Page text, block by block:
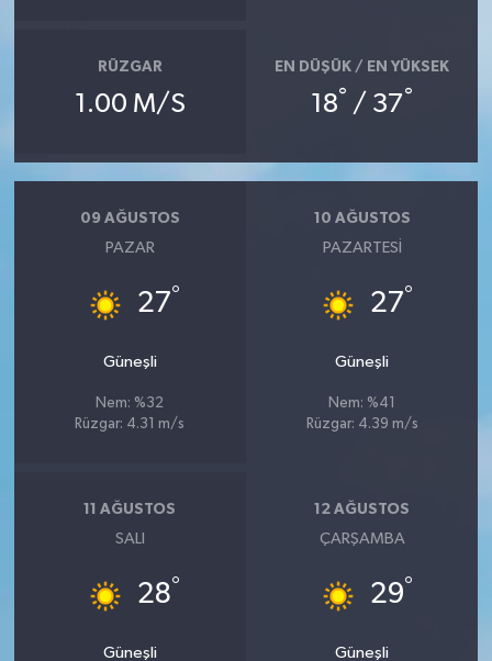
RÜZGAR
1.00 M/S
EN DÜŞÜK / EN YÜKSEK
18° / 37°
09 AĞUSTOS
PAZAR
27°
Güneşli
Nem: %32
Rüzgar: 4.31 m/s
10 AĞUSTOS
PAZARTESI
27°
Güneşli
Nem: %41
Rüzgar: 4.39 m/s
11 AĞUSTOS
SALI
28°
Güneşli
12 AĞUSTOS
ÇARŞAMBA
29°
Güneşli